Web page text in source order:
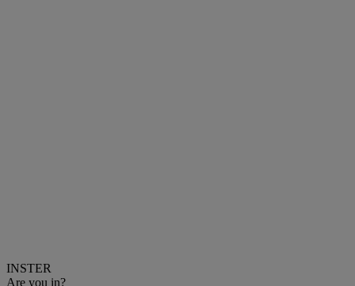
INSTER
Are you in?